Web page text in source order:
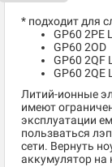
* подходит для
GP60 2PE
GP60 2OD
GP60 2QF
GP60 2QE
Литий-ионные
имеют
эксплуатации
пользваться
сети. Вернуть
аккумулятор на